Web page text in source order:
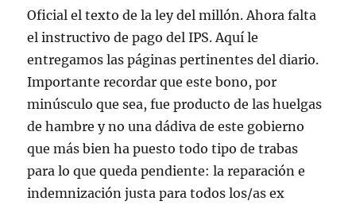
Oficial el texto de la ley del millón. Ahora falta
el instructivo de pago del IPS. Aquí le
entregamos las páginas pertinentes del diario.
Importante recordar que este bono, por
minúsculo que sea, fue producto de las huelgas
de hambre y no una dádiva de este gobierno
que más bien ha puesto todo tipo de trabas
para lo que queda pendiente: la reparación e
indemnización justa para todos los/as ex